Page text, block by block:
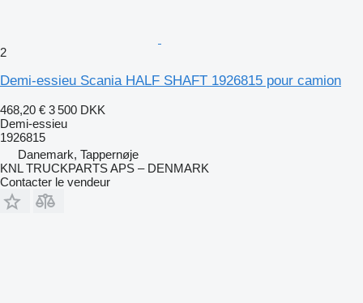
2
Demi-essieu Scania HALF SHAFT 1926815 pour camion
468,20 € 3 500 DKK
Demi-essieu
1926815
Danemark, Tappernøje
KNL TRUCKPARTS APS – DENMARK
Contacter le vendeur